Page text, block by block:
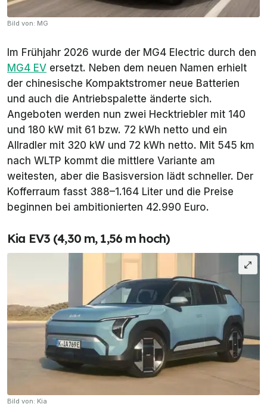
Bild von: MG
Im Frühjahr 2026 wurde der MG4 Electric durch den
MG4 EV ersetzt. Neben dem neuen Namen erhielt
der chinesische Kompaktstromer neue Batterien
und auch die Antriebspalette änderte sich.
Angeboten werden nun zwei Hecktriebler mit 140
und 180 kW mit 61 bzw. 72 kWh netto und ein
Allradler mit 320 kW und 72 kWh netto. Mit 545 km
nach WLTP kommt die mittlere Variante am
weitesten, aber die Basisversion lädt schneller. Der
Kofferraum fasst 388–1.164 Liter und die Preise
beginnen bei ambitionierten 42.990 Euro.
Kia EV3 (4,30 m, 1,56 m hoch)
Bild von: Kia